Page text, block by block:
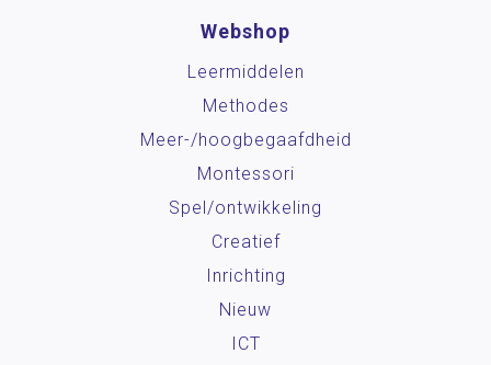
Webshop
Leermiddelen
Methodes
Meer-/hoog­begaafdheid
Montessori
Spel/ontwikkeling
Creatief
Inrichting
Nieuw
ICT